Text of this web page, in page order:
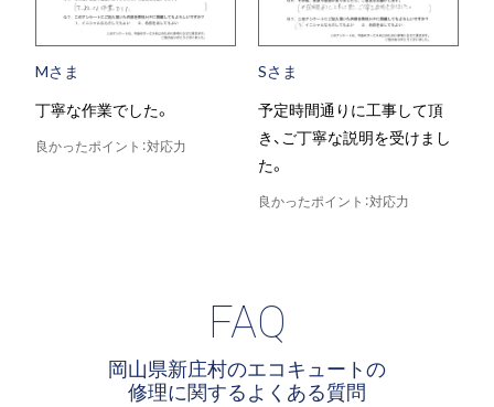
Mさま
丁寧な作業でした。
良かったポイント：対応力
Sさま
予定時間通りに工事して頂
き、ご丁寧な説明を受けまし
た。
良かったポイント：対応力
FAQ
岡山県新庄村のエコキュートの
修理に関するよくある質問